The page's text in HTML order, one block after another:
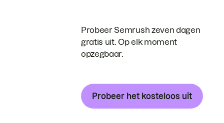
Probeer Semrush zeven dagen
gratis uit. Op elk moment
opzegbaar.
Probeer het kosteloos uit